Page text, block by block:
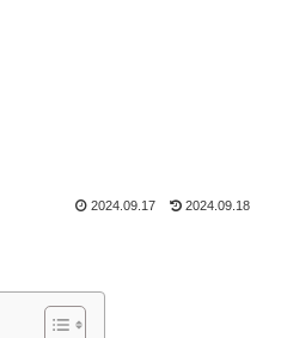
2024.09.17 2024.09.18